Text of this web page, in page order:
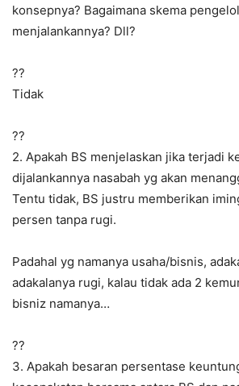
konsepnya? Bagaimana skema
menjalankannya? Dll?
?‍?
Tidak
??
2. Apakah BS menjelaskan jika terjadi
dijalankannya nasabah yg akan
Tentu tidak, BS justru memberikan
persen tanpa rugi.
Padahal yg namanya usaha/bisnis,
adakalanya rugi, kalau tidak ada 2
bisniz namanya…
??
3. Apakah besaran persentase